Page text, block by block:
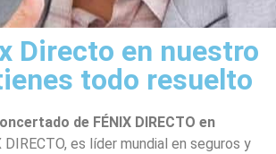
Directo en nuestro
todo resuelto
de FÉNIX DIRECTO en
DIRECTO, es líder mundial en seguros y